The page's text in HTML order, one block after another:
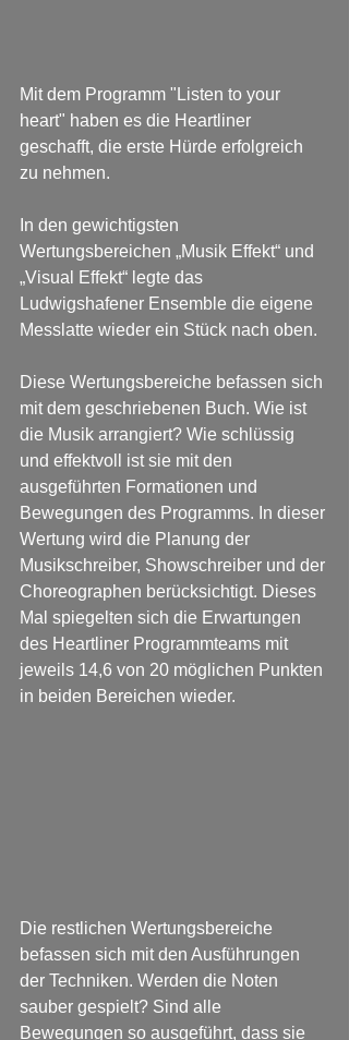
Mit dem Programm "Listen to your
heart" haben es die Heartliner
geschafft, die erste Hürde erfolgreich
zu nehmen.
In den gewichtigsten
Wertungsbereichen „Musik Effekt“ und
„Visual Effekt“ legte das
Ludwigshafener Ensemble die eigene
Messlatte wieder ein Stück nach oben.
Diese Wertungsbereiche befassen sich
mit dem geschriebenen Buch. Wie ist
die Musik arrangiert? Wie schlüssig
und effektvoll ist sie mit den
ausgeführten Formationen und
Bewegungen des Programms. In dieser
Wertung wird die Planung der
Musikschreiber, Showschreiber und der
Choreographen berücksichtigt. Dieses
Mal spiegelten sich die Erwartungen
des Heartliner Programmteams mit
jeweils 14,6 von 20 möglichen Punkten
in beiden Bereichen wieder.
Die restlichen Wertungsbereiche
befassen sich mit den Ausführungen
der Techniken. Werden die Noten
sauber gespielt? Sind alle
Bewegungen so ausgeführt, dass sie